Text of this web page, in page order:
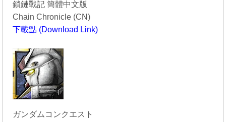
鎖鏈戰記 簡體中文版
Chain Chronicle (CN)
下載點 (Download Link)
ガンダムコンクエスト